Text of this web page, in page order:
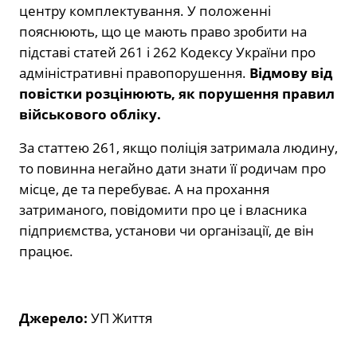
центру комплектування. У положенні
пояснюють, що це мають право зробити на
підставі статей 261 і 262 Кодексу України про
адміністративні правопорушення. Відмову від
повістки розцінюють, як порушення правил
військового обліку.
За статтею 261, якщо поліція затримала людину,
то повинна негайно дати знати її родичам про
місце, де та перебуває. А на прохання
затриманого, повідомити про це і власника
підприємства, установи чи організації, де він
працює.
Джерело: УП Життя